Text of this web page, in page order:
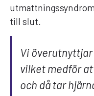
till slut.
Vi
vilket medför
och då tar